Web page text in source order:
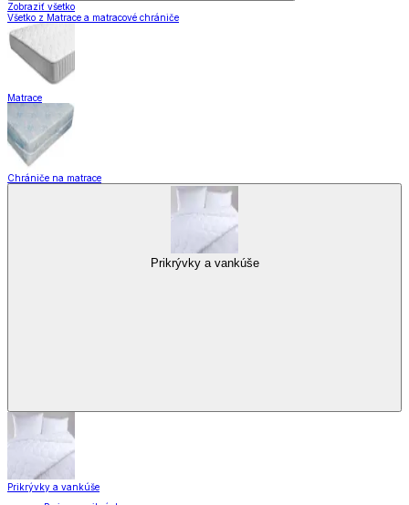
Zobraziť všetko
Všetko z Matrace a matracové chrániče
Matrace
Chrániče na matrace
Prikrývky a vankúše
Prikrývky a vankúše